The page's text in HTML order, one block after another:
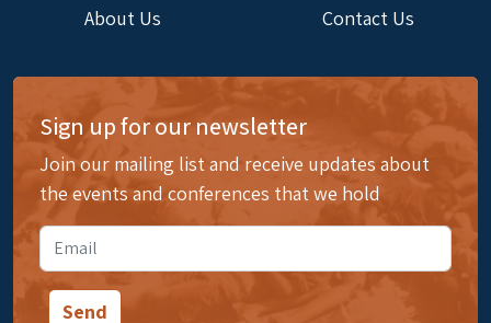
About Us Contact Us
Sign up for our newsletter
Join our mailing list and receive updates about
the events and conferences that we hold